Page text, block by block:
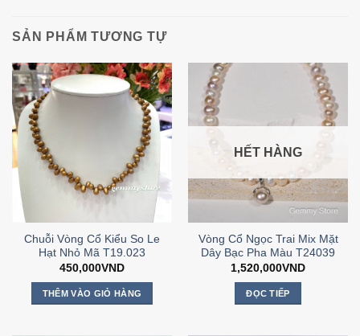
SẢN PHẨM TƯƠNG TỰ
Chuỗi Vòng Cổ Kiểu So Le
Hạt Nhỏ Mã T19.023
450,000VND
THÊM VÀO GIỎ HÀNG
HẾT HÀNG
Vòng Cổ Ngọc Trai Mix Mặt
Dây Bạc Pha Màu T24039
1,520,000VND
ĐỌC TIẾP